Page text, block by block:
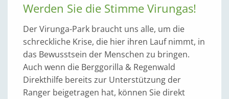
Werden Sie die Stimme Virungas!
Der Virunga-Park braucht uns alle, um die
schreckliche Krise, die hier ihren Lauf nimmt, in
das Bewusstsein der Menschen zu bringen.
Auch wenn die Berggorilla & Regenwald
Direkthilfe bereits zur Unterstützung der
Ranger beigetragen hat, können Sie direkt